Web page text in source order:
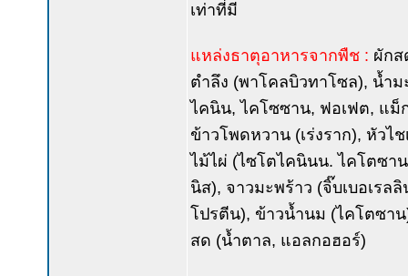
เท่าที่มี
แหล่งธาตุอาหารจากพืช : ผักส
ตำลึง (พาโคลบิวทาโซล), น้ำม
ไคนิน, ไคโซซาน, ฟอเฟต, แม็
ข้าวโพดหวาน (เร่งราก), หัวไ
ไม้ไผ่ (ไซโตไคนินน. ไคโตซา
นิส), จาวมะพร้าว (จิ๊บเบอเรล
โปรตีน), ข้าวน้ำนม (ไคโตซา
สด (น้ำตาล, แอลกอฮอร์)